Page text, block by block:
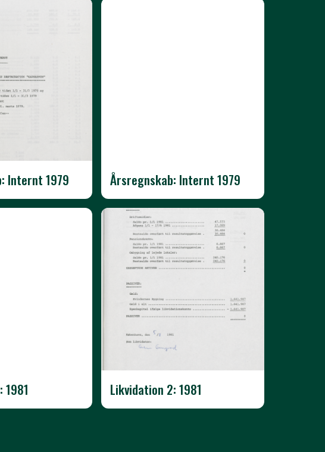
Internt 1979 Årsregnskab: Internt 1979
1981 Likvidation 2: 1981